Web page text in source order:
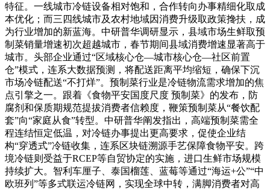
特征。一线城市冷链设备相对饱和，合作转向办事精细化取成
本优化；而三四线城市及农村地域因消费升级取政策搀扶，成
为行业增加的新蓝海。中研普华调研显示，县域市场生鲜取预
制菜销量增速初次超越城市，春节期间县域消费增速显著高于
城市。头部企业通过“区域核心仓—城市核心仓—社区前置
仓”模式，连系大数据预测，将配送距离平均缩短，确保下沉
市场冷链配送“不打烊”。预制菜行业是冷链物流需求增加的焦
点引擎之一。跟着《食物平安国度尺度 预制菜》的发布，防
腐剂和保质期规范提拔消费者信赖度，鞭策预制菜从“餐饮配
套”向“家庭从食”转型。中研普华阐发指出，高端预制菜需全
程连结恒定低温，对冷链办事提出更高要求，促使企业结
构“穿透式”冷链收集，连系区块链溯源手艺保障食物平安。跨
境冷链则受益于RCEP等自贸协定的实施，进口生鲜市场规模
持续扩大。智利车厘子、泰国榴莲、蓝莓等通过“海运+公”“中
欧班列”等多式联运冷链网，实现全球中转，满脚消费者对高